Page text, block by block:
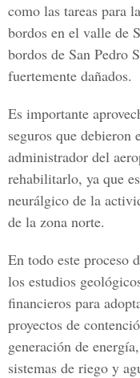
como las tareas para
bordos en el valle de
bordos de San Pedro
fuertemente dañados.
Es importante
seguros que debieron
administrador del
rehabilitarlo, ya que
neurálgico de la
de la zona norte.
En todo este proceso
los estudios
financieros para
proyectos de
generación de
sistemas de riego y